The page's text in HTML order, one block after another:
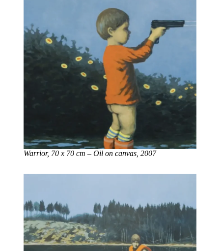
Warrior, 70 x 70 cm – Oil on canvas, 2007